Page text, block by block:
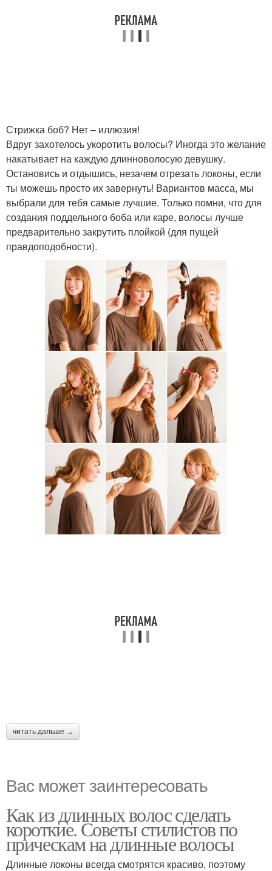
Стрижка боб? Нет – иллюзия!
Вдруг захотелось укоротить волосы? Иногда это желание
накатывает на каждую длинноволосую девушку.
Остановись и отдышись, незачем отрезать локоны, если
ты можешь просто их завернуть! Вариантов масса, мы
выбрали для тебя самые лучшие. Только помни, что для
создания поддельного боба или каре, волосы лучше
предварительно закрутить плойкой (для пущей
правдоподобности).
читать дальше →
Вас может заинтересовать
Как из длинных волос сделать
короткие. Советы стилистов по
прическам на длинные волосы
Длинные локоны всегда смотрятся красиво, поэтому